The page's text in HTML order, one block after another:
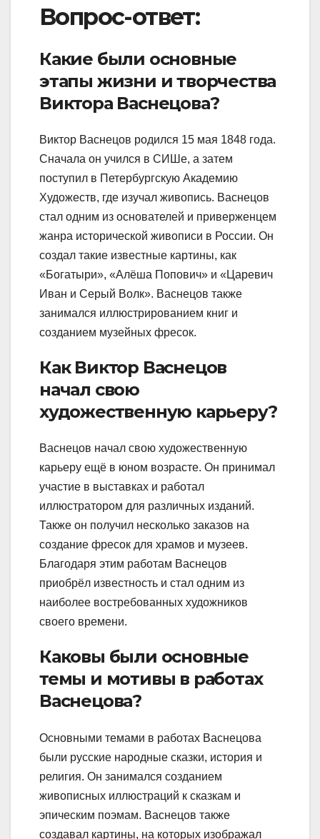
Вопрос-ответ:
Какие были основные
этапы жизни и творчества
Виктора Васнецова?
Виктор Васнецов родился 15 мая 1848 года.
Сначала он учился в СИШе, а затем
поступил в Петербургскую Академию
Художеств, где изучал живопись. Васнецов
стал одним из основателей и приверженцем
жанра исторической живописи в России. Он
создал такие известные картины, как
«Богатыри», «Алёша Попович» и «Царевич
Иван и Серый Волк». Васнецов также
занимался иллюстрированием книг и
созданием музейных фресок.
Как Виктор Васнецов
начал свою
художественную карьеру?
Васнецов начал свою художественную
карьеру ещё в юном возрасте. Он принимал
участие в выставках и работал
иллюстратором для различных изданий.
Также он получил несколько заказов на
создание фресок для храмов и музеев.
Благодаря этим работам Васнецов
приобрёл известность и стал одним из
наиболее востребованных художников
своего времени.
Каковы были основные
темы и мотивы в работах
Васнецова?
Основными темами в работах Васнецова
были русские народные сказки, история и
религия. Он занимался созданием
живописных иллюстраций к сказкам и
эпическим поэмам. Васнецов также
создавал картины, на которых изображал